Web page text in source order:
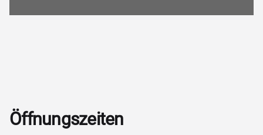
Öffnungszeiten